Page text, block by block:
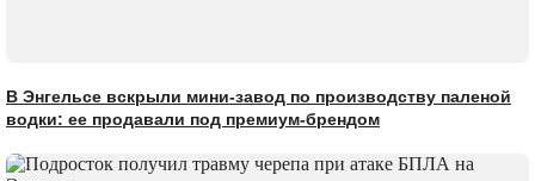
В Энгельсе вскрыли мини-завод по производству паленой
водки: ее продавали под премиум-брендом